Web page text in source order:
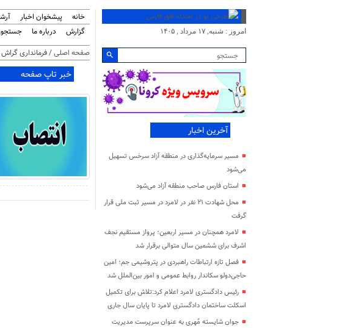
خانه پیشخوان اخبار
گزارش
درباره ما
صفحه اصلی/ فرمانداری گراش
خبر تاپ صفحه
امروز : شنبه, ۱۷ مرداد , ۱۴۰۵
آخرین اخبار
مسیر سرمایه‌گذاری در منطقه آزاد سرخس تسهیل
می‌شود
استان فارس صاحب منطقه آزاد می‌شود
محل شهادت ۲۱ نفر در لامرد در مسیر ثبت ملی قرار
گرفت
لامرد همچنان در مسیر اربعین؛ پرواز مستقیم نجف
اشرف برای ششمین سال متوالی برقرار شد
فصل تازه ارتباطات راهبردی در پتروشیمی جم؛ امین
حاجی‌دولو سکاندار روابط عمومی و امور بین‌الملل شد
رئیس دادگستری لامرد اعلام کرد:تلاش برای تکمیل
اسکلت ساختمان دادگستری لامرد تا پایان سال جاری
جوان شایسته مُهری به عنوان سرپرست مدیریت